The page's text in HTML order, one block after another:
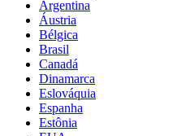
Argentina
Áustria
Bélgica
Brasil
Canadá
Dinamarca
Eslováquia
Espanha
Estônia